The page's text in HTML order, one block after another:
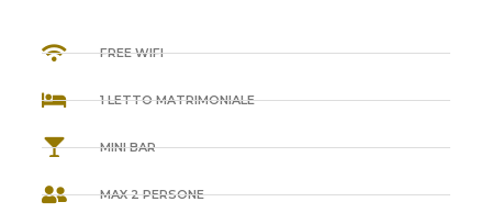
FREE WIFI
1 LETTO MATRIMONIALE
MINI BAR
MAX 2 PERSONE